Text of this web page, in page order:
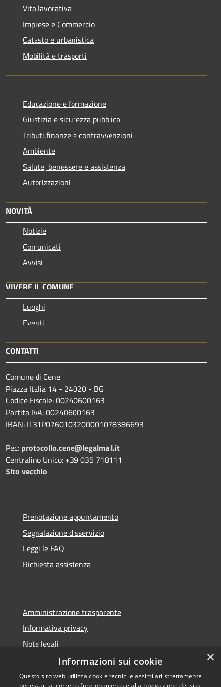
Vita lavorativa
Imprese e Commercio
Catasto e urbanistica
Mobilità e trasporti
Educazione e formazione
Giustizia e sicurezza pubblica
Tributi,finanze e contravvenzioni
Ambiente
Salute, benessere e assistenza
Autorizzazioni
NOVITÀ
Notizie
Comunicati
Avvisi
VIVERE IL COMUNE
Luoghi
Eventi
CONTATTI
Comune di Cene
Piazza Italia 14 - 24020 - BG
Codice Fiscale: 00240600163
Partita IVA: 00240600163
IBAN: IT31P0760103200001078386693
Pec: protocollo.cene@legalmail.it
Centralino Unico: +39 035 718111
Sito vecchio
Prenotazione appuntamento
Segnalazione disservizio
Leggi le FAQ
Richiesta assistenza
Amministrazione trasparente
Informativa privacy
Note legali
Dichiarazione di accessibilità
×
Informazioni sui cookie
Questo sito web utilizza cookie tecnici e assimilati strettamente
necessari al corretto funzionamento e alla navigazione del sito,